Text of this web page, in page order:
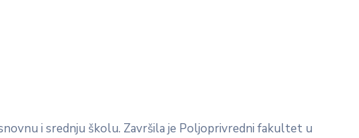
i srednju školu. Završila je Poljoprivredni fakultet u